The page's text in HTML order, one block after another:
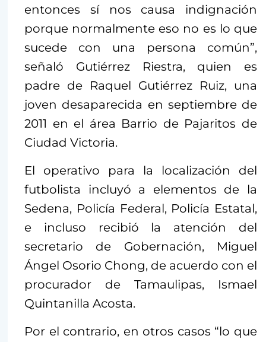
entonces sí nos causa indignación
porque normalmente eso no es lo que
sucede con una persona común”,
señaló Gutiérrez Riestra, quien es
padre de Raquel Gutiérrez Ruiz, una
joven desaparecida en septiembre de
2011 en el área Barrio de Pajaritos de
Ciudad Victoria.
El operativo para la localización del
futbolista incluyó a elementos de la
Sedena, Policía Federal, Policía Estatal,
e incluso recibió la atención del
secretario de Gobernación, Miguel
Ángel Osorio Chong, de acuerdo con el
procurador de Tamaulipas, Ismael
Quintanilla Acosta.
Por el contrario, en otros casos “lo que